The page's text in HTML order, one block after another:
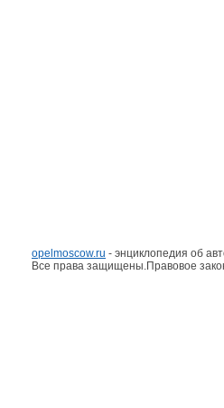
opelmoscow.ru - энциклопедия об
Все права защищены.Правовое